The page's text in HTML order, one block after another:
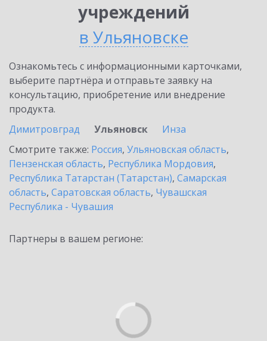
учреждений
в Ульяновске
Ознакомьтесь с информационными карточками,
выберите партнёра и отправьте заявку на
консультацию, приобретение или внедрение
продукта.
Димитровград
Ульяновск
Инза
Смотрите также: Россия, Ульяновская область,
Пензенская область, Республика Мордовия,
Республика Татарстан (Татарстан), Самарская
область, Саратовская область, Чувашская
Республика - Чувашия
Партнеры в вашем регионе: